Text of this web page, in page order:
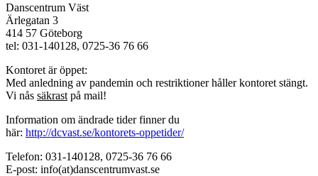
Danscentrum Väst
Ärlegatan 3
414 57 Göteborg
tel: 031-140128, 0725-36 76 66
Kontoret är öppet:
Med anledning av pandemin och restriktioner håller kontoret stängt.
Vi nås säkrast på mail!
Information om ändrade tider finner du
här: http://dcvast.se/kontorets-oppetider/
Telefon: 031-140128, 0725-36 76 66
E-post: info(at)danscentrumvast.se